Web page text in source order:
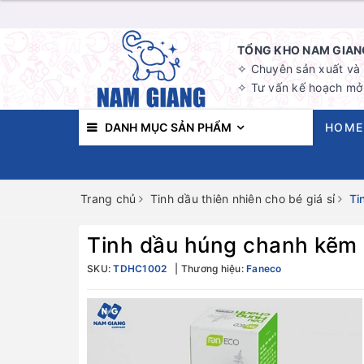
TỔNG KHO NAM
✧ Chuyên sản xuất
✧ Tư vấn kế hoạch
DANH MỤC SẢN PHẨM HOME
Trang chủ Tinh dầu thiên nhiên cho bé giá sỉ
Tinh dầu húng chanh
SKU:TDHC1002 Thương hiệu: Faneco